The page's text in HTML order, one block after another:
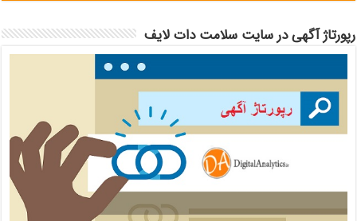
رپورتاژ آگهی در سایت سلامت دات لایف